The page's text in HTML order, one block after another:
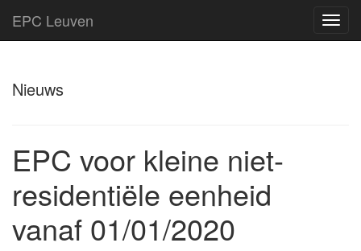
EPC Leuven
Nieuws
EPC voor kleine niet-
residentiële eenheid
vanaf 01/01/2020